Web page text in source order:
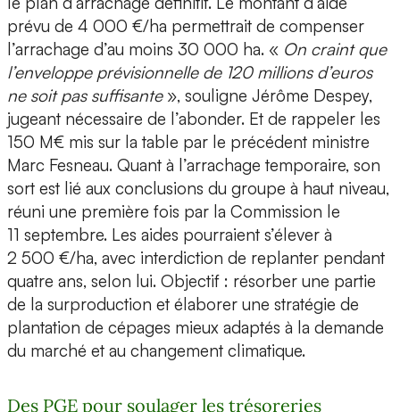
prévu de 4 000 €/ha permettrait de compenser
l’arrachage d’au moins 30 000 ha. « On craint que
l’enveloppe prévisionnelle de 120 millions d’euros
ne soit pas suffisante», souligne Jérôme Despey,
jugeant nécessaire de l’abonder. Et de rappeler les
150 M€ mis sur la table par le précédent ministre
Marc Fesneau. Quant à l’arrachage temporaire, son
sort est lié aux conclusions du groupe à haut niveau,
réuni une première fois par la Commission le
11 septembre. Les aides pourraient s’élever à
2 500 €/ha, avec interdiction de replanter pendant
quatre ans, selon lui. Objectif : résorber une partie
de la surproduction et élaborer une stratégie de
plantation de cépages mieux adaptés à la demande
du marché et au changement climatique.
Des PGE pour soulager les trésoreries